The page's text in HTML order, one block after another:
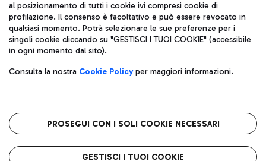
Codice fiscale e Registro delle Imprese di Roma 13032990155 P.
IVA 06572251004
Capitale sociale 62.224.743,00 int. vers.
Sede legale: Via Pier Paolo Racchetti 1 - 00054 Fiumicino (RM)
telefono +39 06 65951
Privacy policy
Note legali
Roma FCO
L'aeroporto stellato
al posizionamento di tutti i cookie ivi compresi cookie di
profilazione. Il consenso è facoltativo e può essere revocato in
qualsiasi momento. Potrà selezionare le sue preferenze per i
singoli cookie cliccando su "GESTISCI I TUOI COOKIE" (accessibile
in ogni momento dal sito).
Consulta la nostra Cookie Policyper maggiori informazioni.
PROSEGUI CON I SOLI COOKIE NECESSARI
GESTISCI I TUOI COOKIE